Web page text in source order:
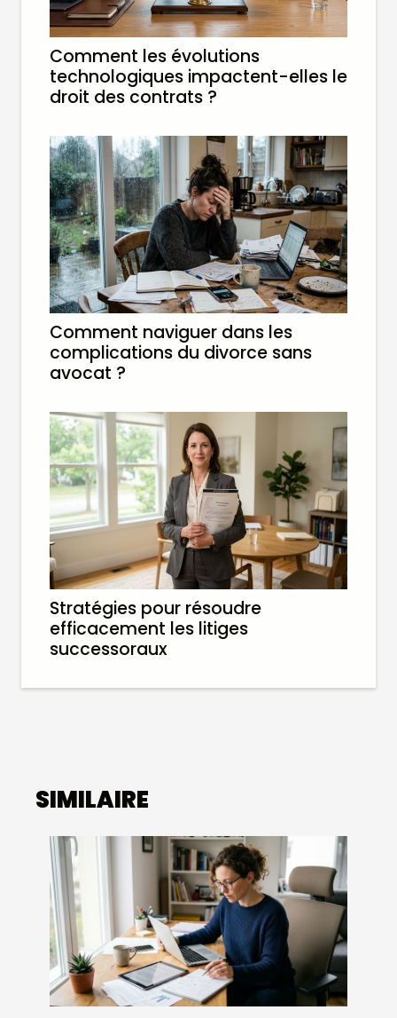
Comment les évolutions
technologiques impactent-elles le
droit des contrats ?
Comment naviguer dans les
complications du divorce sans
avocat ?
Stratégies pour résoudre
efficacement les litiges
successoraux
SIMILAIRE